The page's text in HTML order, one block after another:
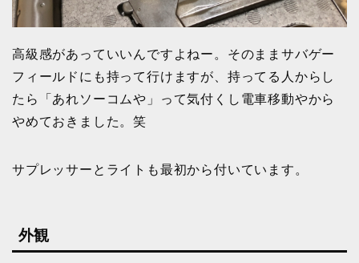
高級感があっていいんですよねー。そのままサバゲー
フィールドにも持って行けますが、持ってる人からし
たら「あれソーコムや」って気付くし電車移動やから
やめておきました。笑
サプレッサーとライトも最初から付いています。
外観